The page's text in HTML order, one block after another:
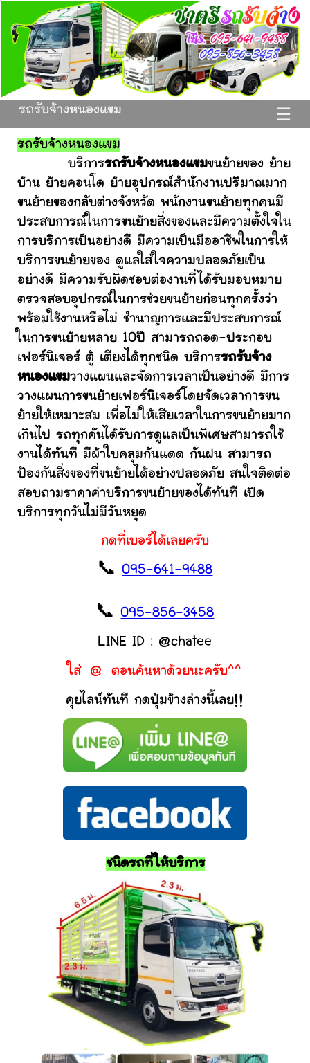
☰
รถรับจ้างหนองแขม
รถรับจ้างหนองแขม
บริการรถรับจ้างหนองแขมขนย้ายของ ย้าย
บ้าน ย้ายคอนโด ย้ายอุปกรณ์สำนักงานปริมาณมาก
ขนย้ายของกลับต่างจังหวัด พนักงานขนย้ายทุกคนมี
ประสบการณ์ในการขนย้ายสิ่งของและมีความตั้งใจใน
การบริการเป็นอย่างดี มีความเป็นมืออาชีพในการให้
บริการขนย้ายของ ดูแลใส่ใจความปลอดภัยเป็น
อย่างดี มีความรับผิดชอบต่องานที่ได้รับมอบหมาย
ตรวจสอบอุปกรณ์ในการช่วยขนย้ายก่อนทุกครั้งว่า
พร้อมใช้งานหรือไม่ ชำนาญการและมีประสบการณ์
ในการขนย้ายหลาย 10ปี สามารถถอด-ประกอบ
เฟอร์นิเจอร์ ตู้ เตียงได้ทุกชนิด บริการรถรับจ้าง
หนองแขมวางแผนและจัดการเวลาเป็นอย่างดี มีการ
วางแผนการขนย้ายเฟอร์นิเจอร์โดยจัดเวลาการขน
ย้ายให้เหมาะสม เพื่อไม่ให้เสียเวลาในการขนย้ายมาก
เกินไป รถทุกคันได้รับการดูแลเป็นพิเศษสามารถใช้
งานได้ทันที มีผ้าใบคลุมกันแดด กันฝน สามารถ
ป้องกันสิ่งของที่ขนย้ายได้อย่างปลอดภัย สนใจติดต่อ
สอบถามราคาค่าบริการขนย้ายของได้ทันที เปิด
บริการทุกวันไม่มีวันหยุด
กดที่เบอร์ได้เลยครับ
📞095-641-9488
📞095-856-3458
LINE ID : @chatee
ใส่ @ ตอนค้นหาด้วยนะครับ^^
คุยไลน์ทันที กดปุ่มข้างล่างนี้เลย!!
ชนิดรถที่ให้บริการ